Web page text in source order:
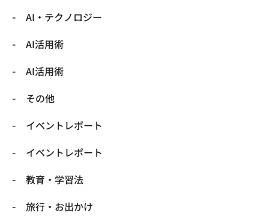
​AI・テクノロジー
​AI活用術
​AI活用術
​その他
​イベントレポート
​イベントレポート
​教育・学習法
​旅行・お出かけ